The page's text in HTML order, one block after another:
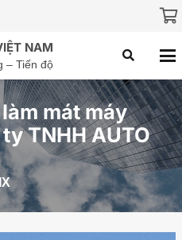
NAM
– Tiến độ
mát máy
TNHH AUTO